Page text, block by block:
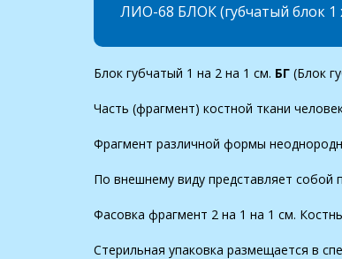
ЛИО-68 БЛОК (губчатый блок 1
Блок губчатый 1 на 2 на 1 см. БГ (Блок
Часть (фрагмент) костной ткани
Фрагмент различной формы
По внешнему виду представляет собой
Фасовка фрагмент 2 на 1 на 1 см.
Стерильная упаковка размещается в